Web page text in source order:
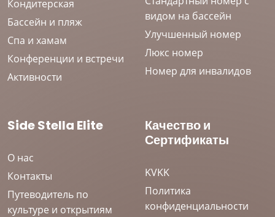
Кондитерская
Бассейн и пляж
Спа и хамам
Конференции и встречи
Активности
видом на бассейн
Улучшенный номер
Люкс номер
Номер для инвалидов
Side Stella Elite
О нас
Контакты
Путеводитель по
культуре и открытиям
Качество и
Сертификаты
KVKK
Политика
конфиденциальности